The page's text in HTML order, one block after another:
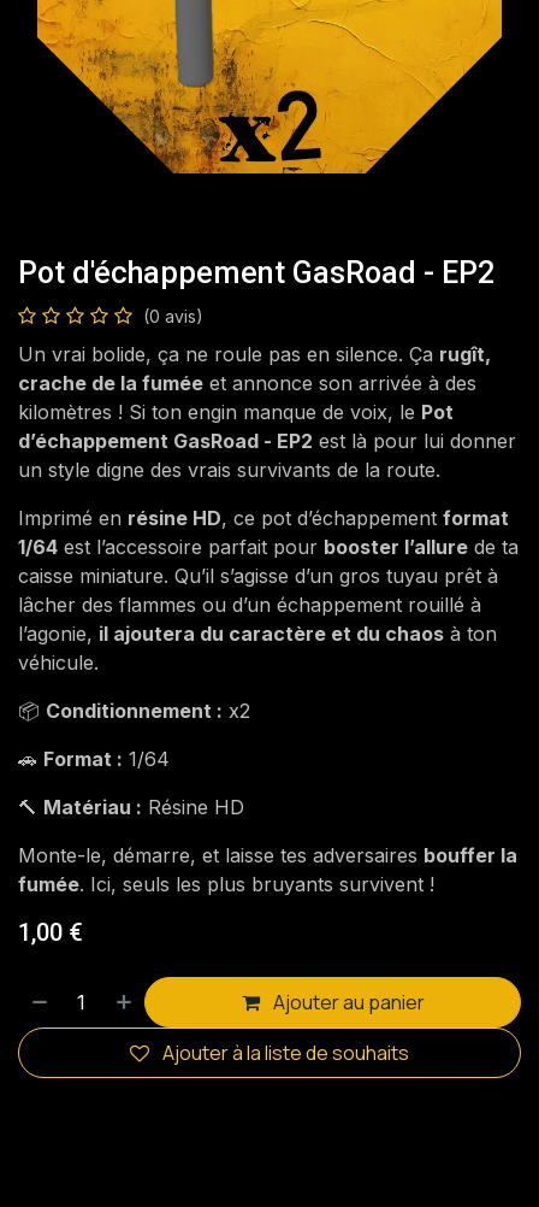
Pot d'échappement GasRoad - EP2
(0 avis)
Un vrai bolide, ça ne roule pas en silence. Ça rugît,
crache de la fumée et annonce son arrivée à des
kilomètres ! Si ton engin manque de voix, le Pot
d’échappement GasRoad - EP2 est là pour lui donner
un style digne des vrais survivants de la route.
Imprimé en résine HD, ce pot d’échappement format
1/64 est l’accessoire parfait pour booster l’allure de ta
caisse miniature. Qu’il s’agisse d’un gros tuyau prêt à
lâcher des flammes ou d’un échappement rouillé à
l’agonie, il ajoutera du caractère et du chaos à ton
véhicule.
📦 Conditionnement : x2
🚗 Format : 1/64
🔨 Matériau : Résine HD
Monte-le, démarre, et laisse tes adversaires bouffer la
fumée. Ici, seuls les plus bruyants survivent !
1,00 €
Ajouter au panier
Ajouter à la liste de souhaits